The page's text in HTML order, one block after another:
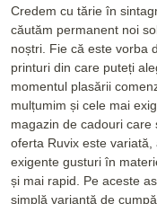
Credem cu tărie în
căutăm permanent noi
noștri. Fie că este vorba
printuri din care puteți
momentul plasării
mulțumim și cele mai
magazin de cadouri care
oferta Ruvix este
exigente gusturi în
și mai rapid. Pe aceste
simplă variantă de